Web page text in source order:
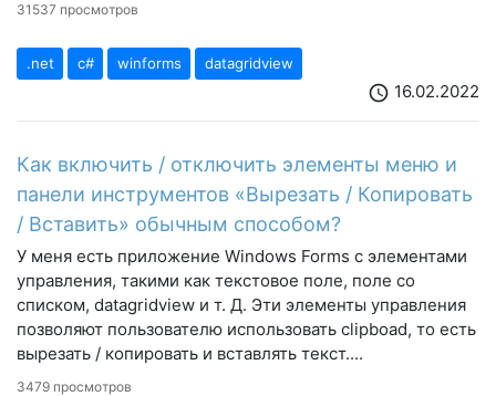
31537 просмотров
.net c# winforms datagridview
schedule 16.02.2022
Как включить / отключить элементы меню и
панели инструментов «Вырезать / Копировать
/ Вставить» обычным способом?
У меня есть приложение Windows Forms с элементами
управления, такими как текстовое поле, поле со
списком, datagridview и т. Д. Эти элементы управления
позволяют пользователю использовать clipboad, то есть
вырезать / копировать и вставлять текст....
3479 просмотров